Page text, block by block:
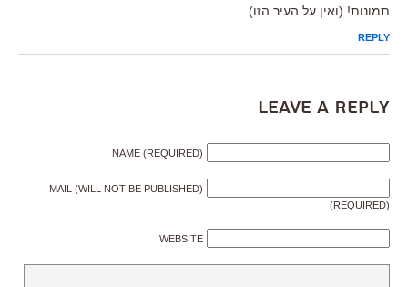
תמונות! (ואין על העיר הזו)
REPLY
Leave a Reply
NAME (REQUIRED)
MAIL (WILL NOT BE PUBLISHED)
(REQUIRED)
WEBSITE